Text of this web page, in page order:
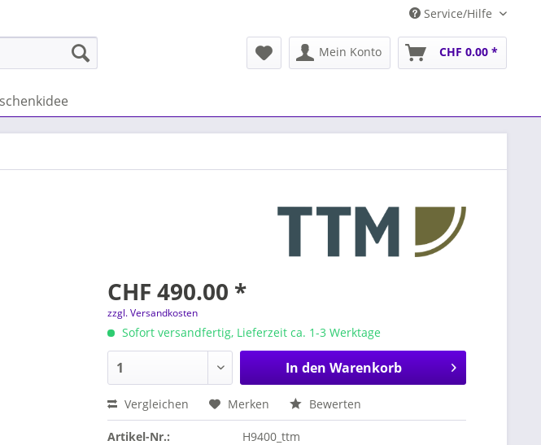
Service/Hilfe
Mein Konto CHF 0.00 *
CHF 490.00 *
zzgl. Versandkosten
Sofort versandfertig, Lieferzeit ca. 1-3 Werktage
In den Warenkorb
Vergleichen Merken Bewerten
Artikel-Nr.: H9400_ttm